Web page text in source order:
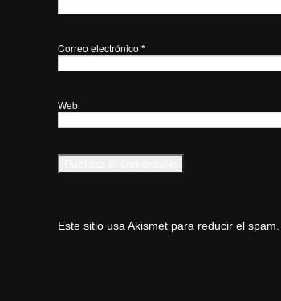
Correo electrónico *
Web
Este sitio usa Akismet para reducir el spam.